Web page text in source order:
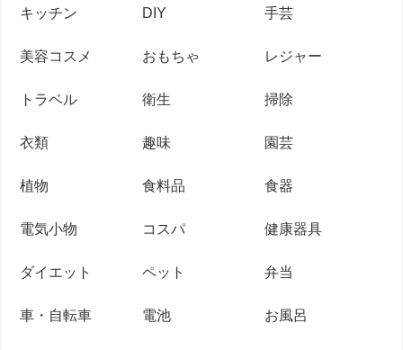
キッチン DIY 手芸
美容コスメ おもちゃ レジャー
トラベル 衛生 掃除
衣類 趣味 園芸
植物 食料品 食器
電気小物 コスパ 健康器具
ダイエット ペット 弁当
車・自転車 電池 お風呂